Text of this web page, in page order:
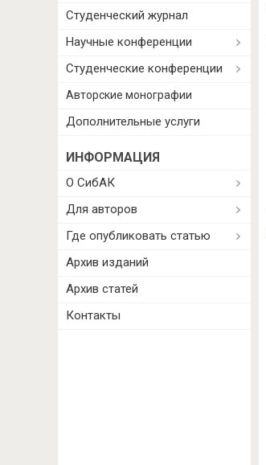
Студенческий журнал
Научные конференции
Студенческие конференции
Авторские монографии
Дополнительные услуги
ИНФОРМАЦИЯ
О СибАК
Для авторов
Где опубликовать статью
Архив изданий
Архив статей
Контакты